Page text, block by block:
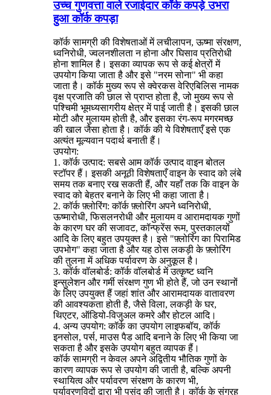
उच्च गुणवत्ता वाले रजाईदार कॉर्क कपड़े उभरा
हुआ कॉर्क कपड़ा
कॉर्क सामग्री की विशेषताओं में लचीलापन, ऊष्मा संरक्षण,
ध्वनिरोधी, ज्वलनशीलता न होना और घिसाव प्रतिरोधी
होना शामिल है। इसका व्यापक रूप से कई क्षेत्रों में
उपयोग किया जाता है और इसे "नरम सोना" भी कहा
जाता है। कॉर्क मुख्य रूप से क्वेरकस वेरिएबिलिस नामक
वृक्ष प्रजाति की छाल से प्राप्त होता है, जो मुख्य रूप से
पश्चिमी भूमध्यसागरीय क्षेत्र में पाई जाती है। इसकी छाल
मोटी और मुलायम होती है, और इसका रंग-रूप मगरमच्छ
की खाल जैसा होता है। कॉर्क की ये विशेषताएँ इसे एक
अत्यंत मूल्यवान पदार्थ बनाती हैं।
उपयोग:
1. कॉर्क उत्पाद: सबसे आम कॉर्क उत्पाद वाइन बोतल
स्टॉपर हैं। इसकी अनूठी विशेषताएँ वाइन के स्वाद को लंबे
समय तक बनाए रख सकती हैं, और यहाँ तक कि वाइन के
स्वाद को बेहतर बनाने के लिए भी कहा जाता है।
2. कॉर्क फ़्लोरिंग: कॉर्क फ़्लोरिंग अपने ध्वनिरोधी,
ऊष्मारोधी, फिसलनरोधी और मुलायम व आरामदायक गुणों
के कारण घर की सजावट, कॉन्फ्रेंस रूम, पुस्तकालयों
आदि के लिए बहुत उपयुक्त है। इसे "फ़्लोरिंग का पिरामिड
उपभोग" कहा जाता है और यह ठोस लकड़ी के फ़्लोरिंग
की तुलना में अधिक पर्यावरण के अनुकूल है।
3. कॉर्क वॉलबोर्ड: कॉर्क वॉलबोर्ड में उत्कृष्ट ध्वनि
इन्सुलेशन और गर्मी संरक्षण गुण भी होते हैं, जो उन स्थानों
के लिए उपयुक्त हैं जहां शांत और आरामदायक वातावरण
की आवश्यकता होती है, जैसे विला, लकड़ी के घर,
थिएटर, ऑडियो-विजुअल कमरे और होटल आदि।
4. अन्य उपयोग: कॉर्क का उपयोग लाइफबॉय, कॉर्क
इनसोल, पर्स, माउस पैड आदि बनाने के लिए भी किया जा
सकता है और इसके उपयोग बहुत व्यापक हैं।
कॉर्क सामग्री न केवल अपने अद्वितीय भौतिक गुणों के
कारण व्यापक रूप से उपयोग की जाती है, बल्कि अपनी
स्थायित्व और पर्यावरण संरक्षण के कारण भी,
पर्यावरणविदों द्वारा भी पसंद की जाती है। कॉर्क के संग्रह